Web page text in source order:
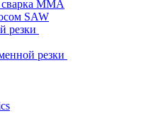
MMA
SAW
резки
резки